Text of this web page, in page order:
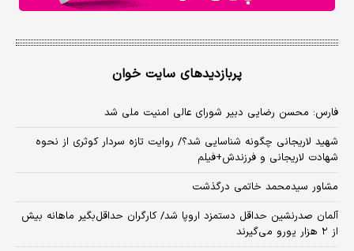
پربازدیدهای سایت خوان
فارس: محسن رضایی دبیر شورای عالی امنیت ملی شد
شهید لاریجانی چگونه شناسایی شد؟/ روایت تازه سردار کوثری از نحوه
شهادت لاریجانی و فرزندش+فیلم
مشاور سیدمحمد خاتمی درگذشت
آلمان صدرنشین حداقل دستمزد اروپا شد/ کارگران حداقل‌بگیر ماهانه بیش
از ۲ هزار یورو می‌گیرند